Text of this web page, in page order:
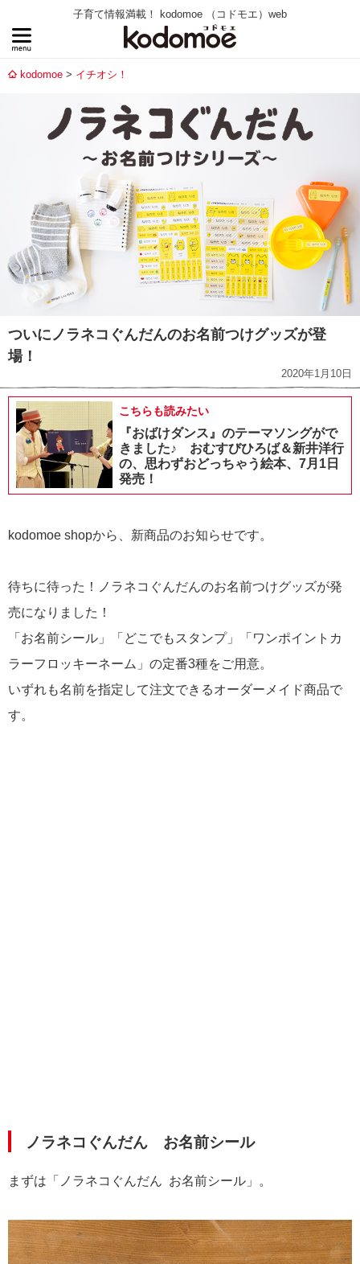
子育て情報満載！ kodomoe （コドモエ）web
kodomoe イチオシ！
ついにノラネコぐんだんのお名前つけグッズが登
場！
2020年1月10日
こちらも読みたい
『おばけダンス』のテーマソングがで
きました♪ おむすびひろば＆新井洋行
の、思わずおどっちゃう絵本、7月1日
発売！
kodomoe shopから、新商品のお知らせです。
待ちに待った！ノラネコぐんだんのお名前つけグッズが発
売になりました！
「お名前シール」「どこでもスタンプ」「ワンポイントカ
ラーフロッキーネーム」の定番3種をご用意。
いずれも名前を指定して注文できるオーダーメイド商品で
す。
ノラネコぐんだん お名前シール
まずは「ノラネコぐんだん お名前シール」。